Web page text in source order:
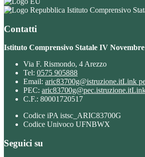
Istituto Comprensivo
Contatti
Istituto Comprensivo Statale IV Novembre
Via F. Rismondo, 4 Arezzo
Tel: 0575 905888
Email: aric83700g@istruzione.itLink
PEC: aric83700g@pec.istruzione.it
C.F.: 80001720517
Codice iPA istsc_ARIC83700G
Codice Univoco UFNBWX
Seguici su